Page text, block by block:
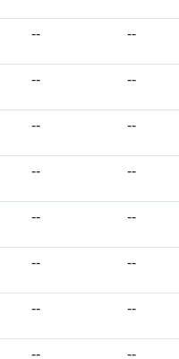
-- --
-- --
-- --
-- --
-- --
-- --
-- --
-- --